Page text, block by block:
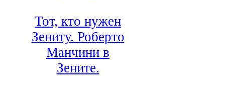
Тот, кто нужен
Зениту. Роберто
Манчини в
Зените.